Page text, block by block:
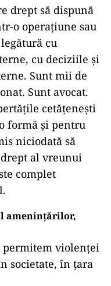
drept să dispună
o operațiune sau
cu
cu deciziile și
Sunt mii de
Sunt avocat.
cetăţeneşti
formă şi pentru
niciodată să
al vreunui
complet
amenințărilor,
permitem violenței
societate, în țara